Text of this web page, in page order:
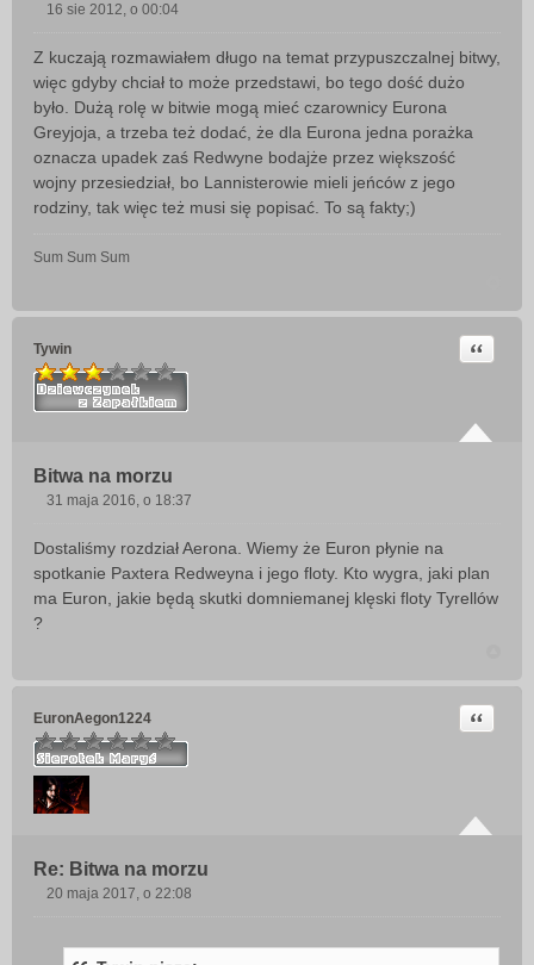
s
t
16 sie 2012, o 00:04
Z kuczają rozmawiałem długo na temat przypuszczalnej bitwy,
więc gdyby chciał to może przedstawi, bo tego dość dużo
było. Dużą rolę w bitwie mogą mieć czarownicy Eurona
Greyjoja, a trzeba też dodać, że dla Eurona jedna porażka
oznacza upadek zaś Redwyne bodajże przez większość
wojny przesiedział, bo Lannisterowie mieli jeńców z jego
rodziny, tak więc też musi się popisać. To są fakty;)
Sum Sum Sum
Tywin
Bitwa na morzu
Cytuj
s
t
31 maja 2016, o 18:37
Dostaliśmy rozdział Aerona. Wiemy że Euron płynie na
spotkanie Paxtera Redweyna i jego floty. Kto wygra, jaki plan
ma Euron, jakie będą skutki domniemanej klęski floty Tyrellów
?
EuronAegon1224
Re: Bitwa na morzu
Cytuj
20 maja 2017, o 22:08